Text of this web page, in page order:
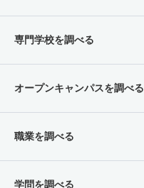
専門学校を調べる
オープンキャンパスを調べる
職業を調べる
学問を調べる